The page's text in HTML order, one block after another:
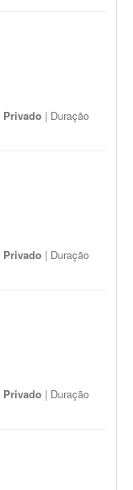
Privado | Duração
Privado | Duração
Privado | Duração